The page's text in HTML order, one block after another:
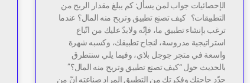
الإحصائيات جواب لمن يسأل: كم يبلغ مقدار الربح من
التطبيقات؟ كيف تصنع تطبيق وتربح منه المال؟ عندما
ترغب بإنشاء تطبيق ما، فإنّه ولابدّ عليك من اتّباع
استراتيجية مدروسة، لنجاح تطبيقك، وكسبه شهرة
واسعة في متجر جوجل بلاي، وفيما يلي سنتطرق
بالحديث حول “كيف تصنع تطبيق وتربح منه المال؟”
حدّد حاجتك وفكرتك من التطبيق المراد صناعته إنّ من